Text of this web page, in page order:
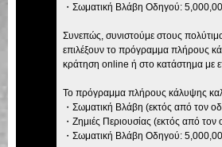
・Σωματική Βλάβη Οδηγού:
Συνεπώς, συνιστούμε στους
επιλέξουν το πρόγραμμα πλήρους
κράτηση online ή στο κατάστημα με
Το πρόγραμμα πλήρους κάλυψης
・Σωματική Βλάβη (εκτός από τον
・Ζημιές Περιουσίας (εκτός από
・Σωματική Βλάβη Οδηγού: